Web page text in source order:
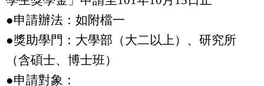
●申請辦法：如附檔一
●獎助學門：大學部（大二以上）、研究所
（含碩士、博士班）
●申請對象：